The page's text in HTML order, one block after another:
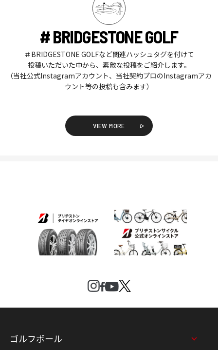
# BRIDGESTONE GOLF
＃BRIDGESTONE GOLFなど関連ハッシュタグを付けて
投稿いただいた中から、素敵な投稿をご紹介します。
（当社公式Instagramアカウント、当社契約プロのInstagramアカ
ウント等の投稿も含みます）
VIEW MORE
ゴルフボール